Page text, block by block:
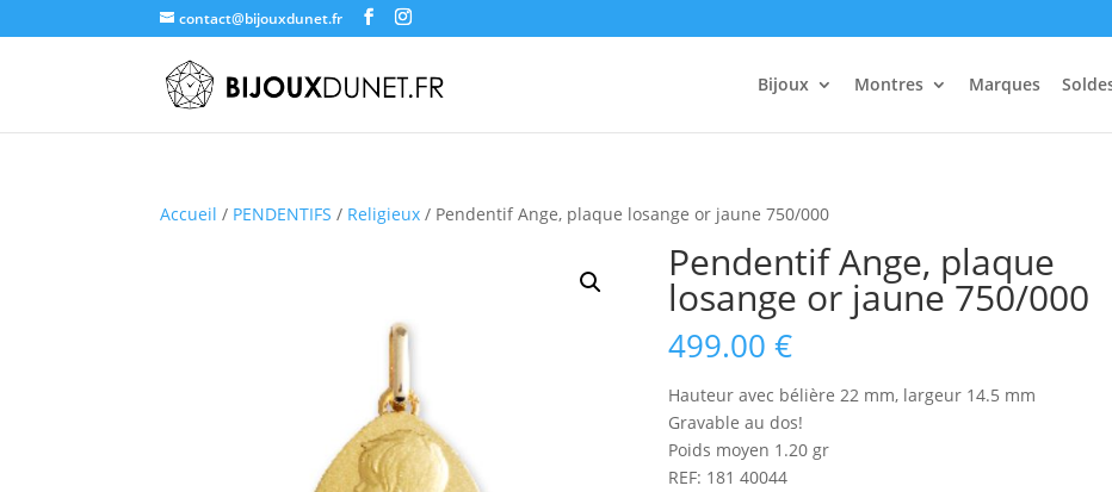
contact@bijouxdunet.fr
Bijoux Montres Marques
Recherche
produits
Accueil / PENDENTIFS / Religieux / Pendentif Ange, plaque losange or jaune 750/000
Pendentif Ange, plaque
losange or jaune 750/000
499.00€
Hauteur avec bélière 22 mm, largeur 14.5 mm
Gravable au dos!
Poids moyen 1.20 gr
REF: 181 40044